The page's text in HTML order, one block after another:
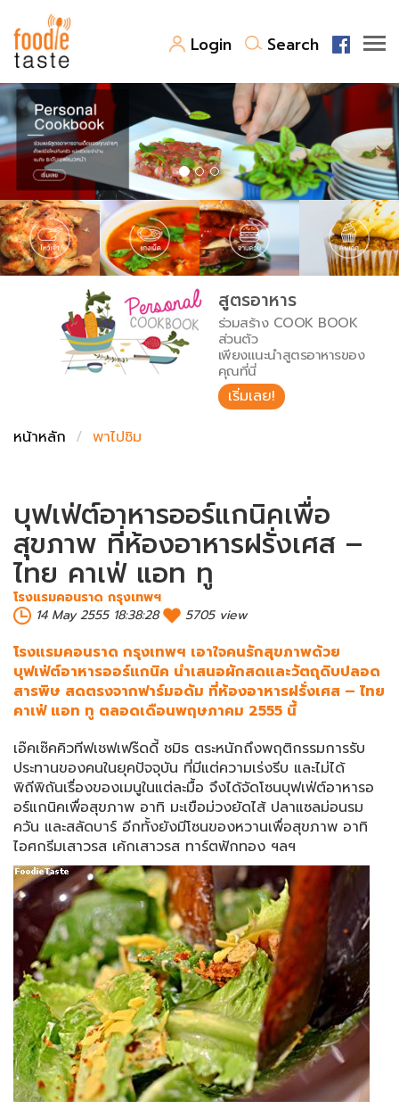
Login Search
สูตรอาหาร
สูตรอาหารล่าสุด
Top Foodie
พาไปชิม
สารพันก้นครัว
เคล็ดลับน่ารู้
เปรียบเทียบหน่วยการตวง
เปรียบเทียบอุณหภูมิ
เปรียบเทียบน้ำหนักวัตถุดิบ
FoodPedia
สร้าง Cookbook
สูตรอาหาร
ร่วมสร้าง COOK BOOK
ส่วนตัว
เพียงแนะนำสูตรอาหารของ
คุณที่นี่
เริ่มเลย!
หน้าหลัก
พาไปชิม
บุฟเฟ่ต์อาหารออร์แกนิคเพื่อ
สุขภาพ ที่ห้องอาหารฝรั่งเศส –
ไทย คาเฟ่ แอท ทู
โรงแรมคอนราด กรุงเทพฯ
14 May 2555 18:38:28
5705 view
โรงแรมคอนราด กรุงเทพฯ เอาใจคนรักสุขภาพด้วย
บุฟเฟ่ต์อาหารออร์แกนิค นำเสนอผักสดและวัตถุดิบปลอด
สารพิษ สดตรงจากฟาร์มอดัม ที่ห้องอาหารฝรั่งเศส – ไทย
คาเฟ่ แอท ทู ตลอดเดือนพฤษภาคม 2555 นี้
เอ๊คเซ๊คคิวทีฟเชฟเฟร๊ดดี้ ชมิธ ตระหนักถึงพฤติกรรมการรับ
ประทานของคนในยุคปัจจุบัน ที่มีแต่ความเร่งรีบ และไม่ได้
พิถีพิถันเรื่องของเมนูในแต่ละมื้อ จึงได้จัดโซนบุฟเฟ่ต์อาหารอ
อร์แกนิคเพื่อสุขภาพ อาทิ มะเขือม่วงยัดไส้ ปลาแซลม่อนรม
ควัน และสลัดบาร์ อีกทั้งยังมีโซนของหวานเพื่อสุขภาพ อาทิ
ไอศกรีมเสาวรส เค้กเสาวรส ทาร์ตฟักทอง ฯลฯ